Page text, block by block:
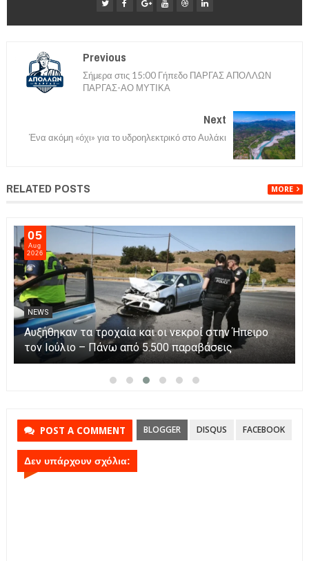
Previous
Σήμερα στις 15:00 Γήπεδο ΠΑΡΓΑΣ ΑΠΟΛΛΩΝ
ΠΑΡΓΑΣ-ΑΟ ΜΥΤΙΚΑ
Next
Ένα ακόμη «όχι» για το υδροηλεκτρικό στο Αυλάκι
RELATED POSTS MORE
05
Aug
2026
NEWS
Αυξήθηκαν τα τροχαία και οι νεκροί στην Ήπειρο
τον Ιούλιο – Πάνω από 5.500 παραβάσεις
POST A COMMENT BLOGGER DISQUS FACEBOOK
Δεν υπάρχουν σχόλια: